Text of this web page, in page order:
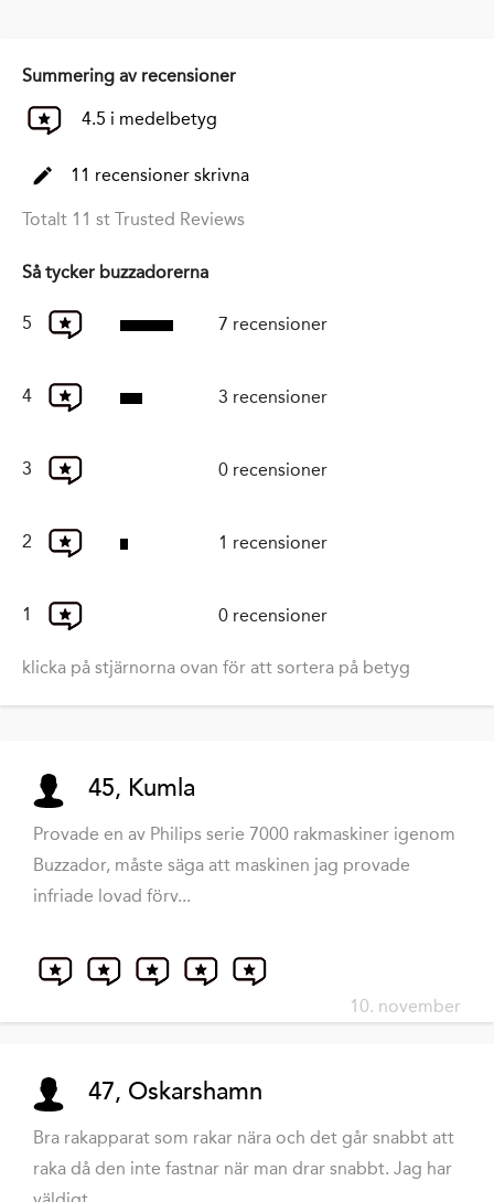
Summering av recensioner
4.5 i medelbetyg
11 recensioner skrivna
Totalt 11 st Trusted Reviews
Så tycker buzzadorerna
5 7 recensioner
4 3 recensioner
3 0 recensioner
2 1 recensioner
1 0 recensioner
klicka på stjärnorna ovan för att sortera på betyg
45, Kumla
Provade en av Philips serie 7000 rakmaskiner igenom
Buzzador, måste säga att maskinen jag provade
infriade lovad förv...
10. november
47, Oskarshamn
Bra rakapparat som rakar nära och det går snabbt att
raka då den inte fastnar när man drar snabbt. Jag har